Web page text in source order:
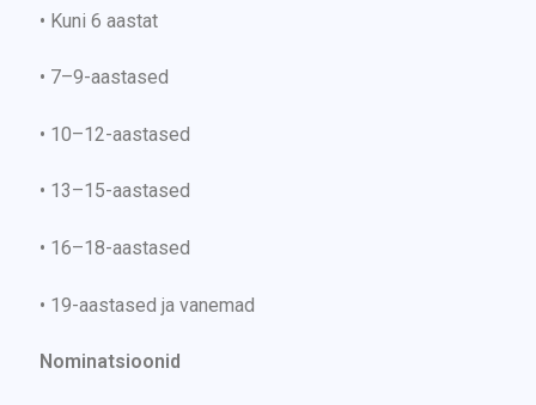
• Kuni 6 aastat
• 7–9-aastased
• 10–12-aastased
• 13–15-aastased
• 16–18-aastased
• 19-aastased ja vanemad
Nominatsioonid